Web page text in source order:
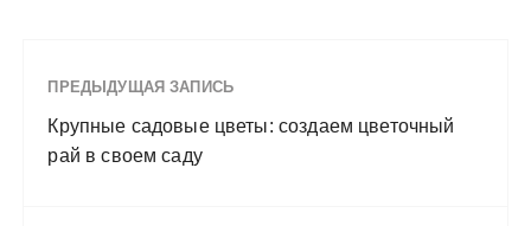
ПРЕДЫДУЩАЯ ЗАПИСЬ
Крупные садовые цветы: создаем цветочный
рай в своем саду